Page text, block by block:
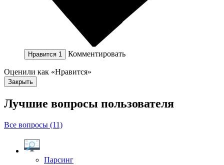
Нравится 1 Комментировать
Оценили как «Нравится»
Закрыть
Лучшие вопросы пользователя
Все вопросы (11)
Парсинг